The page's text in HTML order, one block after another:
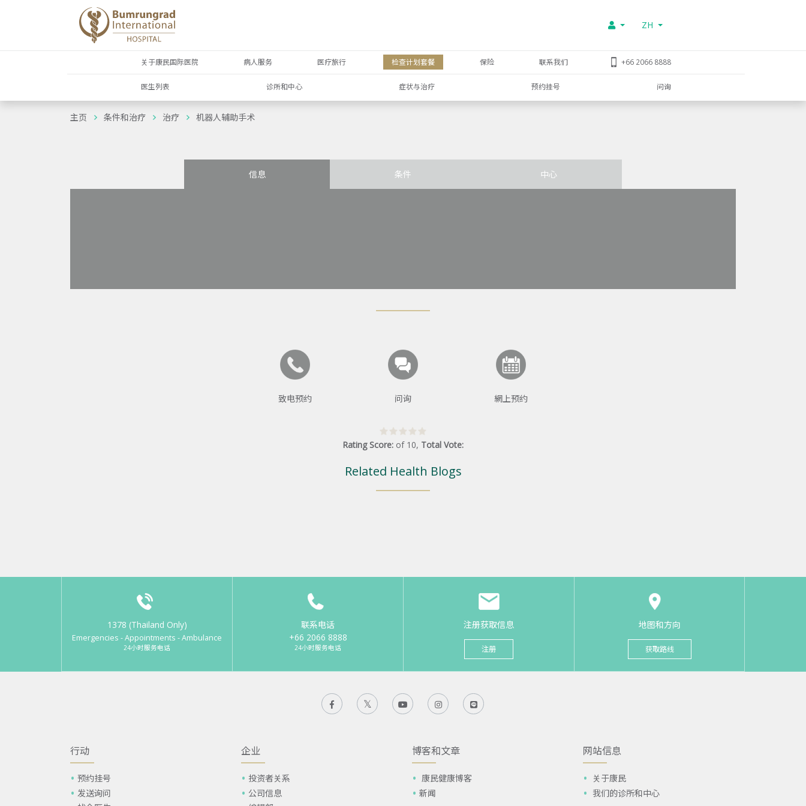
ZH
关于康民国际医院 病人服务 医疗旅行 检查计划套餐 保险 联系我们 +66 2066 8888
医生列表 诊所和中心 症状与治疗 预约挂号 问询
主页 条件和治疗 治疗 机器人辅助手术
信息 条件 中心
致电预约 问询 網上预约
Rating Score: of 10, Total Vote:
Related Health Blogs
1378 (Thailand Only)
Emergencies - Appointments - Ambulance
24小时服务电话
联系电话
+66 2066 8888
24小时服务电话
注册获取信息
注册
地图和方向
获取路线
行动
预约挂号
发送询问
企业
投资者关系
公司信息
博客和文章
康民健康博客
新闻
网站信息
关于康民
我们的诊所和中心